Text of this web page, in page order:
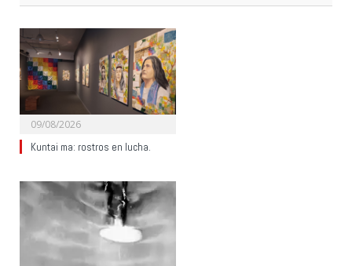
09/08/2026
Kuntai ma: rostros en lucha.